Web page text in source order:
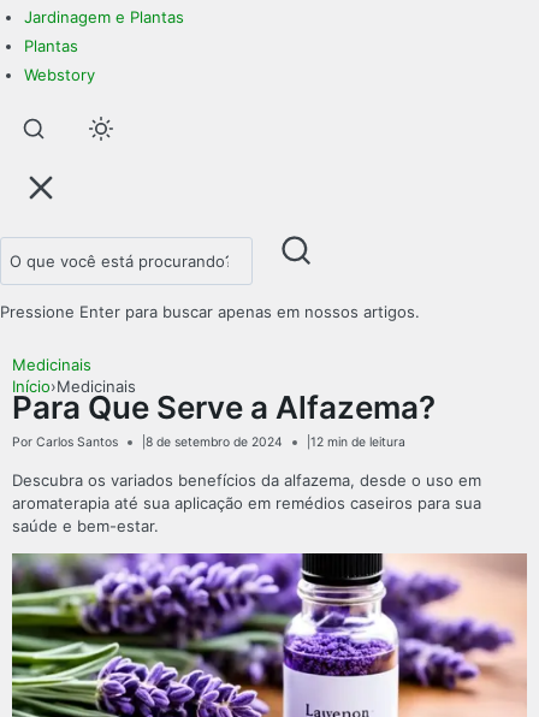
Jardinagem e Plantas
Plantas
Webstory
para
conteúdo
principal
Pressione Enter para buscar apenas em nossos artigos.
Medicinais
Início›Medicinais
Para Que Serve a Alfazema?
Por Carlos Santos 8 de setembro de 2024 12 min de leitura
Descubra os variados benefícios da alfazema, desde o uso em
aromaterapia até sua aplicação em remédios caseiros para sua
saúde e bem-estar.